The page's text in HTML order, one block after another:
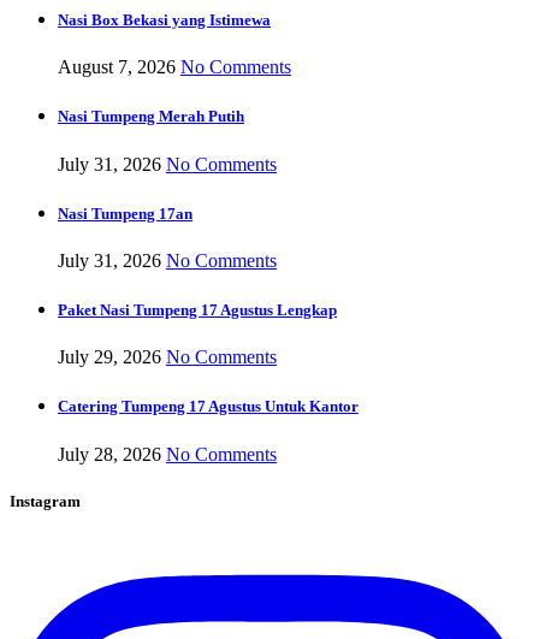
Nasi Box Bekasi yang Istimewa
August 7, 2026 No Comments
Nasi Tumpeng Merah Putih
July 31, 2026 No Comments
Nasi Tumpeng 17an
July 31, 2026 No Comments
Paket Nasi Tumpeng 17 Agustus Lengkap
July 29, 2026 No Comments
Catering Tumpeng 17 Agustus Untuk Kantor
July 28, 2026 No Comments
Instagram